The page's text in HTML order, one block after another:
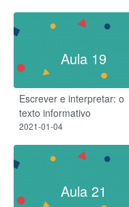
Aula 19
Escrever e interpretar: o
texto informativo
2021-01-04
Aula 21